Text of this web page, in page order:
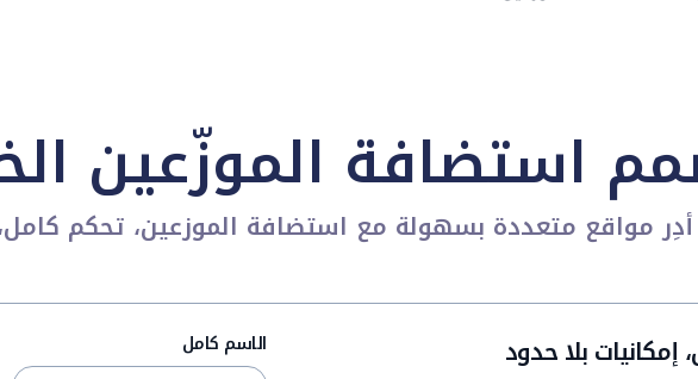
استضافة الموزّعين
أدِر مواقع متعددة بسهولة مع استضافة الموزعين، تحكم
بلا حدود الاسم كامل